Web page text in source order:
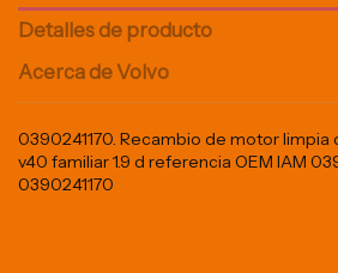
Detalles de producto
Acerca de Volvo
0390241170. Recambio de motor limpia
v40 familiar 1.9 d referencia OEM IAM
0390241170